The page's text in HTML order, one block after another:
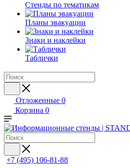
Стенды по тематикам
Планы эвакуации
Знаки и наклейки
Таблички
Отложенные 0
Корзина 0
+7 (495) 106-81-88